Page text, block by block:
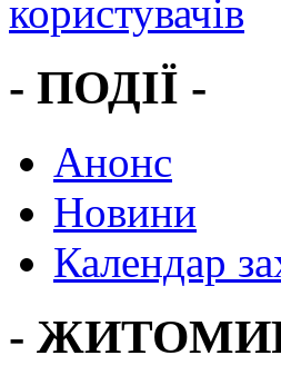
- ПОДІЇ -
Анонс
Новини
Календар
-